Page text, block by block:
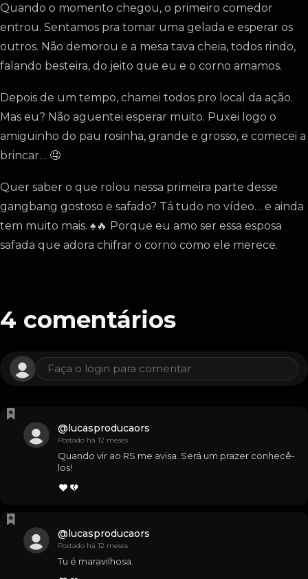
Quando o momento chegou, o primeiro comedor
entrou. Sentamos pra tomar uma gelada e esperar os
outros. Não demorou e a mesa tava cheia, todos rindo,
falando besteira, do jeito que eu e o corno amamos.
Depois de um tempo, chamei todos pro local da ação.
Mas eu? Não aguentei esperar muito. Puxei logo o
amiguinho do pau rosinha, grande e grosso, e comecei a
brincar… 🤤
Quer saber o que rolou nessa primeira parte desse
gangbang gostoso e safado? Tá tudo no vídeo… e ainda
tem muito mais. ♠️🔥 Porque eu amo ser essa esposa
safada que adora chifrar o corno como ele merece.
4 comentários
Faça o login para comentar
@lucasproducaors
Postado há 12 meses
Quando vir ao RS me avisa. Será um prazer conhecê-
los!
@lucasproducaors
Postado há 12 meses
Tu é maravilhosa.